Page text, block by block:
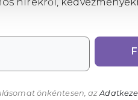
önkéntesen, az